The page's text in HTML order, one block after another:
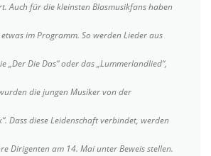
Auch für die kleinsten Blasmusikfans haben
im Programm. So werden Lieder aus
„Der Die Das“ oder das „Lummerlandlied“,
die jungen Musiker von der
Dass diese Leidenschaft verbindet, werden
Dirigenten am 14. Mai unter Beweis stellen.